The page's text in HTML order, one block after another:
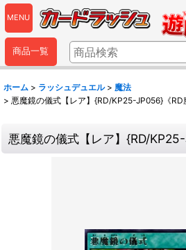
MENU
商品一覧
ホーム > ラッシュデュエル > 魔法
> 悪魔鏡の儀式【レア】{RD/KP25-JP056}《RD
悪魔鏡の儀式【レア】{RD/